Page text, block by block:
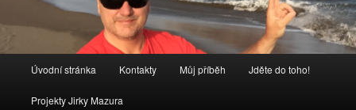
navigační
Úvodní stránka Kontakty Můj příběh Jděte do toho!
Projekty Jirky Mazura